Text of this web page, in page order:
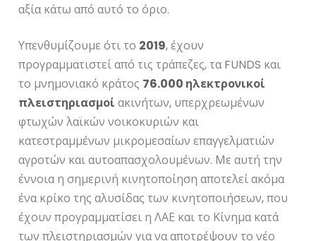
αξία κάτω από αυτό το όριο.
Υπενθυμίζουμε ότι το 2019, έχουν
προγραμματιστεί από τις τράπεζες, τα FUNDS και
το μνημονιακό κράτος 76.000 ηλεκτρονικοί
πλειστηριασμοί ακινήτων, υπερχρεωμένων
φτωχών λαϊκών νοικοκυριών και
κατεστραμμένων μικρομεσαίων επαγγελματιών
αγροτών και αυτοαπασχολουμένων. Με αυτή την
έννοια η σημερινή κινητοποίηση αποτελεί ακόμα
ένα κρίκο της αλυσίδας των κινητοποιήσεων, που
έχουν προγραμματίσει η ΛΑΕ και το Κίνημα κατά
των πλειστηριασμών για να αποτρέψουν το νέο